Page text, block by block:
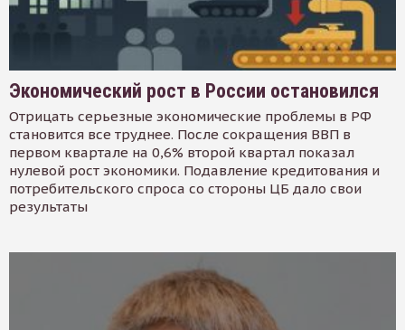
Экономический рост в России остановился
Отрицать серьезные экономические проблемы в РФ
становится все труднее. После сокращения ВВП в
первом квартале на 0,6% второй квартал показал
нулевой рост экономики. Подавление кредитования и
потребительского спроса со стороны ЦБ дало свои
результаты